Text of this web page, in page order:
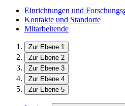
Einrichtungen und
Kontakte und Standorte
Mitarbeitende
Zur Ebene 1
Zur Ebene 2
Zur Ebene 3
Zur Ebene 4
Zur Ebene 5